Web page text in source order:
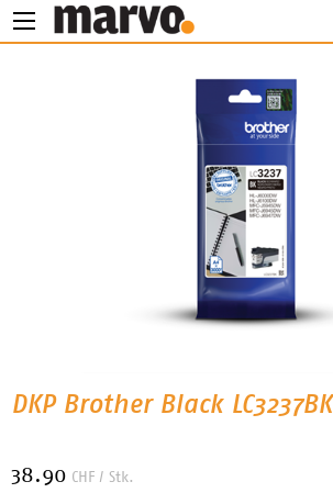
DKP Brother Black LC3237BK
38.90 CHF / Stk.